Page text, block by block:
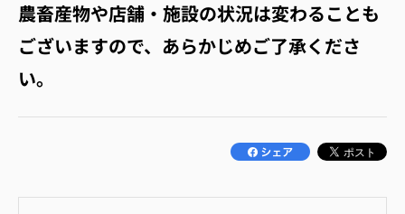
農畜産物や店舗・施設の状況は変わることも
ございますので、あらかじめご了承くださ
い。